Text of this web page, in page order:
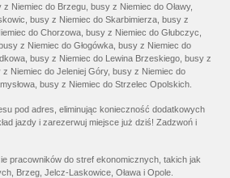
Niemiec do Brzegu, busy z Niemiec do Oławy,
busy z Niemiec do Skarbimierza, busy z
do Chorzowa, busy z Niemiec do Głubczyc,
z Niemiec do Głogówka, busy z Niemiec do
busy z Niemiec do Lewina Brzeskiego, busy z
z Niemiec do Jeleniej Góry, busy z Niemiec do
busy z Niemiec do Strzelec Opolskich.
pod adres, eliminując konieczność dodatkowych
jazdy i zarezerwuj miejsce już dziś! Zadzwoń i
pracowników do stref ekonomicznych, takich jak
Brzeg, Jelcz-Laskowice, Oława i Opole.